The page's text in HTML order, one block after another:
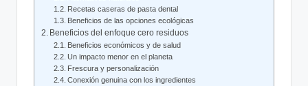
Recetas caseras de pasta dental
Beneficios de las opciones ecológicas
Beneficios del enfoque cero residuos
Beneficios económicos y de salud
Un impacto menor en el planeta
Frescura y personalización
Conexión genuina con los ingredientes